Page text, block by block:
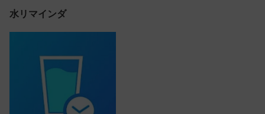
水リマインダ